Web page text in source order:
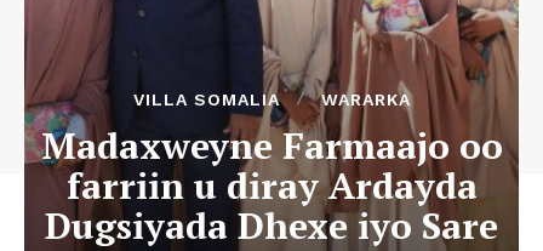
VILLA SOMALIA WARARKA
Madaxweyne Farmaajo oo
farriin u diray Ardayda
Dugsiyada Dhexe iyo Sare